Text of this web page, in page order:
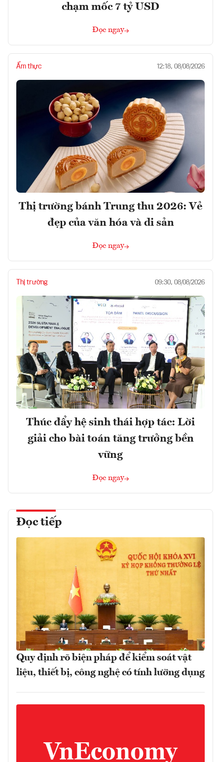
chạm mốc 7 tỷ USD
Đọc ngay
Ẩm thực 12:18, 08/08/2026
Thị trường bánh Trung thu 2026: Vẻ
đẹp của văn hóa và di sản
Đọc ngay
Thị trường 09:30, 08/08/2026
Thúc đẩy hệ sinh thái hợp tác: Lời
giải cho bài toán tăng trưởng bền
vững
Đọc ngay
Đọc tiếp
Quy định rõ biện pháp để kiểm soát vật
liệu, thiết bị, công nghệ có tính lưỡng dụng